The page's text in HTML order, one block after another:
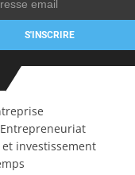
S'INSCRIRE
investissement